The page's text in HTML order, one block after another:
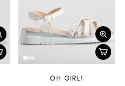
OH GIRL!